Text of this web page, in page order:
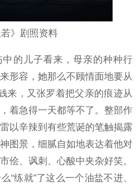
若》剧照资料
的儿子看来，母亲的种种行
形容，她那么不顾情面地要从
来，又张罗着把父亲的痕迹从
着急得一天都等不了。整部作
以辛辣到有些荒诞的笔触揭露
图景，细腻自如地表达着他对
侩、讽刺、心酸中夹杂好笑。
“练就”了这么一个油盐不进、